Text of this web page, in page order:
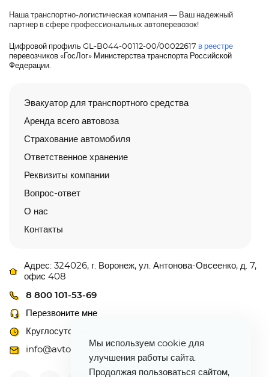
Наша транспортно-логистическая компания — Ваш надежный
партнер в сфере профессиональных автоперевозок!
Цифровой профиль GL-B044-00112-00/00022617 в реестре
перевозчиков «ГосЛог» Министерства транспорта Российской
Федерации.
Эвакуатор для транспортного средства
Аренда всего автовоза
Страхование автомобиля
Ответственное хранение
Реквизиты компании
Вопрос-ответ
О нас
Контакты
Адрес: 324026, г. Воронеж, ул. Антонова-Овсеенко, д. 7,
офис 408
8 800 101-53-69
Перезвоните мне
Круглосуточно
info@avtovoz-centr.ru
Мы используем cookie для
улучшения работы сайта.
Продолжая пользоваться сайтом,